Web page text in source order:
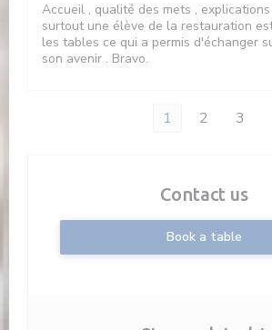
Accueil , qualité des mets ,
surtout une élève de la restauration
les tables ce qui a permis d'échanger
son avenir . Bravo.
1 2 3
Contact us
Book a table